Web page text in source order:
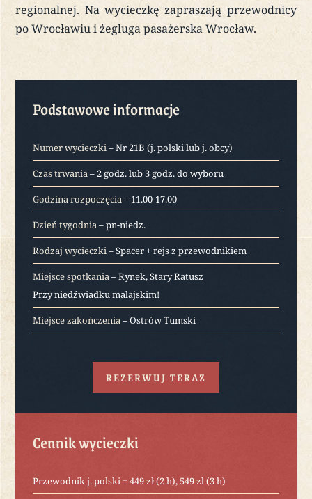
regionalnej. Na wycieczkę zapraszają przewodnicy
po Wrocławiu i żegluga pasażerska Wrocław.
Podstawowe informacje
Numer wycieczki– Nr 21B (j. polski lub j. obcy)
Czas trwania– 2 godz. lub 3 godz. do wyboru
Godzina rozpoczęcia– 11.00-17.00
Dzień tygodnia– pn-niedz.
Rodzaj wycieczki– Spacer + rejs z przewodnikiem
Miejsce spotkania– Rynek, Stary Ratusz
Przy niedźwiadku malajskim!
Miejsce zakończenia– Ostrów Tumski
REZERWUJ TERAZ
Cennik wycieczki
Przewodnik j. polski = 449 zł (2 h), 549 zl (3 h)